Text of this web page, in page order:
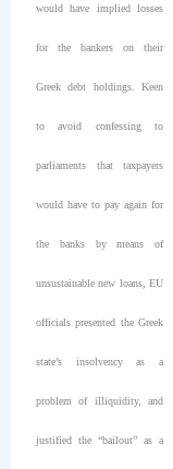
would have implied losses
for the bankers on their
Greek debt holdings. Keen
to avoid confessing to
parliaments that taxpayers
would have to pay again for
the banks by means of
unsustainable new loans, EU
officials presented the Greek
state’s insolvency as a
problem of illiquidity, and
justified the “bailout” as a